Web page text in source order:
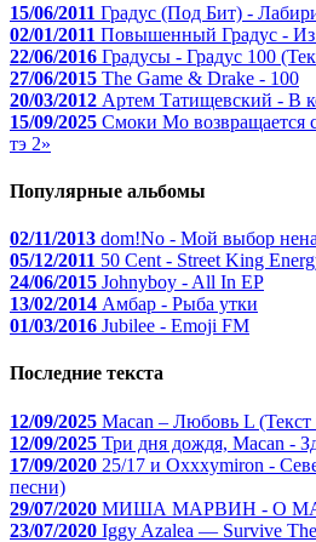
15/06/2011 Градус (Под Бит) -
02/01/2011 Повышенный Градус -
22/06/2016 Градусы - Градус 100
27/06/2015 The Game & Drake - 100
20/03/2012 Артем Татищевский - В
15/09/2025 Смоки Мо возвращается
тэ 2»
Популярные альбомы
02/11/2013 dom!No - Мой выбор
05/12/2011 50 Cent - Street King
24/06/2015 Johnyboy - All In EP
13/02/2014 Амбар - Рыба утки
01/03/2016 Jubilee - Emoji FM
Последние текста
12/09/2025 Macan – Любовь L (Текст
12/09/2025 Три дня дождя, Macan -
17/09/2020 25/17 и Oxxxymiron -
песни)
29/07/2020 МИША МАРВИН - О
23/07/2020 Iggy Azalea — Survive